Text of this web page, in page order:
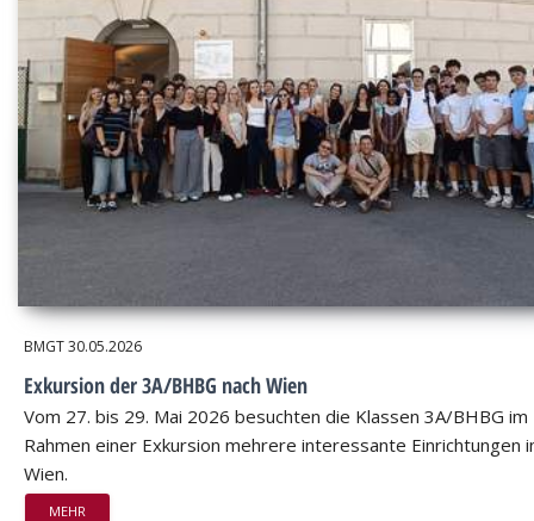
BMGT30.05.2026
Exkursion der 3A/BHBG nach Wien
Vom 27. bis 29. Mai 2026 besuchten die Klassen 3A/BHBG im
Rahmen einer Exkursion mehrere interessante Einrichtungen
Wien.
MEHR